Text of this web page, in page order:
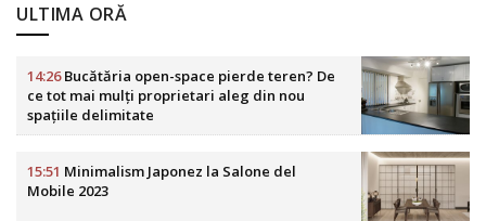
ULTIMA ORĂ
14:26Bucătăria open-space pierde teren? De
ce tot mai mulți proprietari aleg din nou
spațiile delimitate
15:51 Minimalism Japonez la Salone del
Mobile 2023